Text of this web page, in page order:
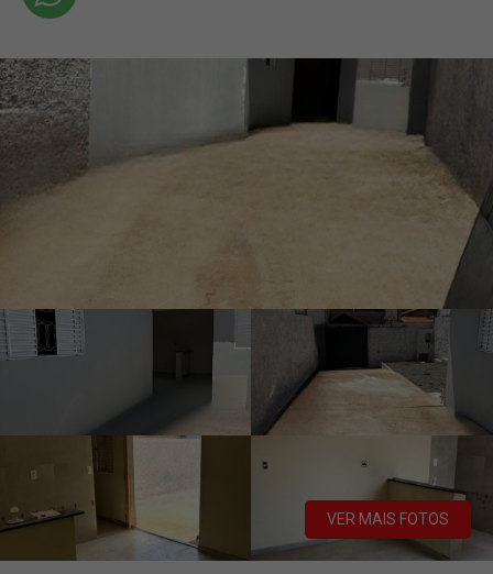
VER MAIS FOTOS